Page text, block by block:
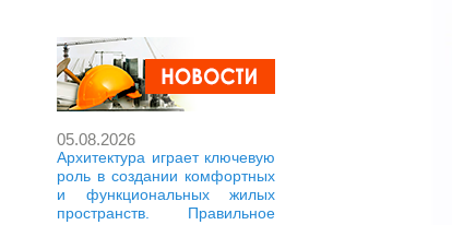
05.08.2026
Архитектура играет ключевую
роль в создании комфортных
и функциональных жилых
пространств. Правильное